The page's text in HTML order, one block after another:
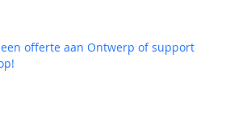
offerte aan Ontwerp of support